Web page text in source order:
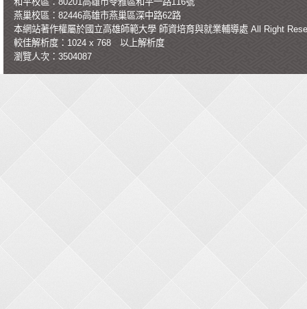
燕巢校區：82446高雄市燕巢區深中路62路
本網站著作權屬於國立高雄師範大學 師資培育與就業輔導處 All Right
較佳解析度：1024 x 768 以上解析度
瀏覽人次：3504087